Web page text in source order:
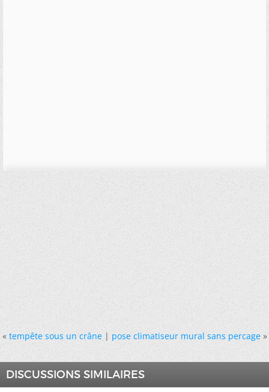
« tempête sous un crâne|pose climatiseur mural sans percage »
DISCUSSIONS SIMILAIRES